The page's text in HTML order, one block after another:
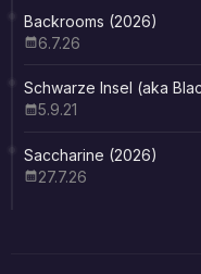
Backrooms (2026)
6.7.26
Schwarze Insel (aka
5.9.21
Saccharine (2026)
27.7.26